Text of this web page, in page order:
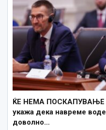
ЌЕ НЕМА ПОСКАПУВАЊЕ
укажа дека навреме
доволно…